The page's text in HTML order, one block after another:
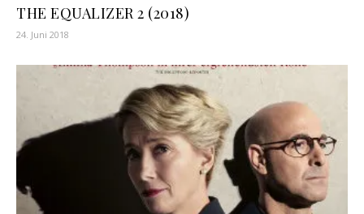
THE EQUALIZER 2 (2018)
24. Juni 2018